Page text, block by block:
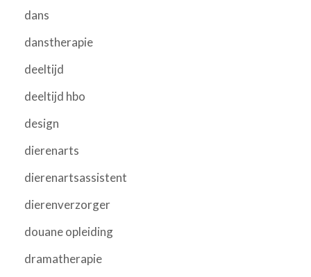
dans
danstherapie
deeltijd
deeltijd hbo
design
dierenarts
dierenartsassistent
dierenverzorger
douane opleiding
dramatherapie